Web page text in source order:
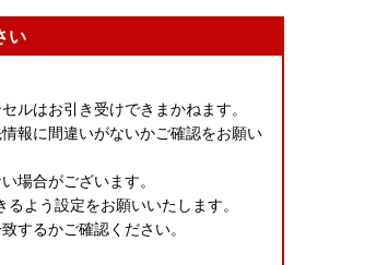
い
ルはお引き受けできまかねます。
報に間違いがないかご確認をお願い
場合がございます。
よう設定をお願いいたします。
するかご確認ください。